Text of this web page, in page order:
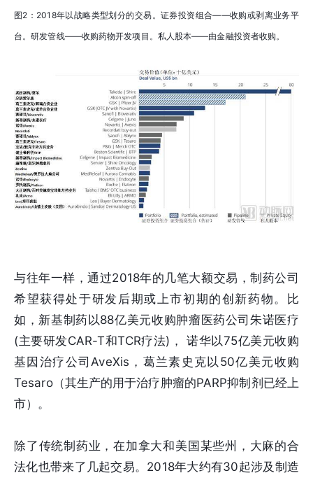
图2：2018年以战略类型划分的交易。证券投资组合——收购或剥离业务平
台。研发管线——收购药物开发项目。私人股本——由金融投资者收购。
与往年一样，通过2018年的几笔大额交易，制药公司
希望获得处于研发后期或上市初期的创新药物。比
如，新基制药以88亿美元收购肿瘤医药公司朱诺医疗
(主要研发CAR-T和TCR疗法)， 诺华以75亿美元收购
基因治疗公司AveXis，葛兰素史克以50亿美元收购
Tesaro（其生产的用于治疗肿瘤的PARP抑制剂已经上
市）。
除了传统制药业，在加拿大和美国某些州，大麻的合
法化也带来了几起交易。2018年大约有30起涉及制造